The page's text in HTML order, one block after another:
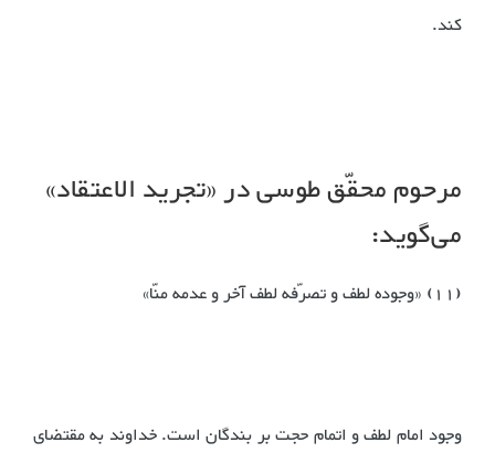
کند.
مرحوم محقّق طوسی در «تجرید الاعتقاد»
می‌گوید:
(11) «وجوده لطف و تصرّفه لطف آخر و عدمه منّا»
وجود امام لطف و اتمام حجت بر بندگان است. خداوند به مقتضای